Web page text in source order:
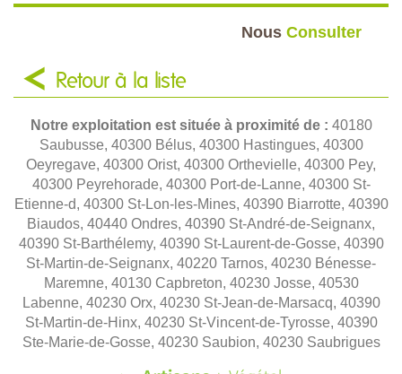
Nous Consulter
Retour à la liste
Notre exploitation est située à proximité de : 40180
Saubusse, 40300 Bélus, 40300 Hastingues, 40300
Oeyregave, 40300 Orist, 40300 Orthevielle, 40300 Pey,
40300 Peyrehorade, 40300 Port-de-Lanne, 40300 St-
Etienne-d, 40300 St-Lon-les-Mines, 40390 Biarrotte, 40390
Biaudos, 40440 Ondres, 40390 St-André-de-Seignanx,
40390 St-Barthélemy, 40390 St-Laurent-de-Gosse, 40390
St-Martin-de-Seignanx, 40220 Tarnos, 40230 Bénesse-
Maremne, 40130 Capbreton, 40230 Josse, 40530
Labenne, 40230 Orx, 40230 St-Jean-de-Marsacq, 40390
St-Martin-de-Hinx, 40230 St-Vincent-de-Tyrosse, 40390
Ste-Marie-de-Gosse, 40230 Saubion, 40230 Saubrigues